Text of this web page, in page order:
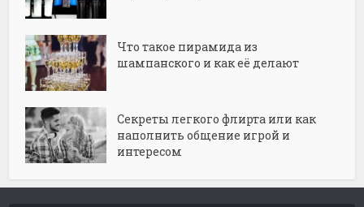
Что такое пирамида из
шампанского и как её делают
Секреты легкого флирта или как
наполнить общение игрой и
интересом